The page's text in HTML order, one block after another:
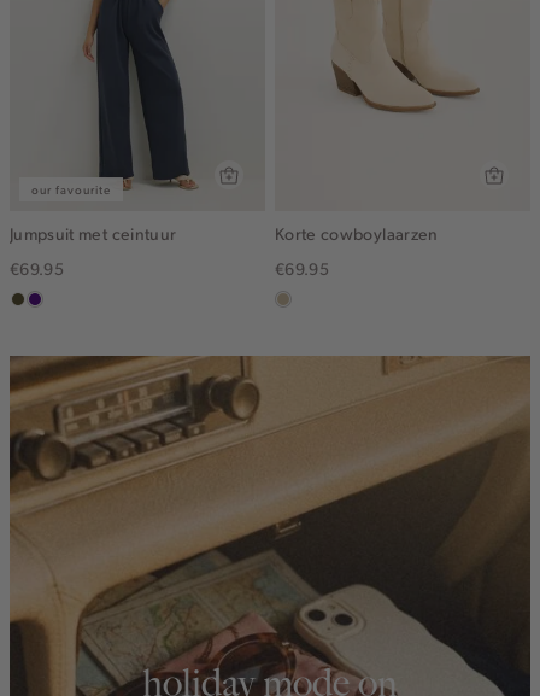
our favourite
Jumpsuit met ceintuur
€69.95
groen,
midden
indigo
Korte cowboylaarzen
€69.95
lichtzand
holiday mode on